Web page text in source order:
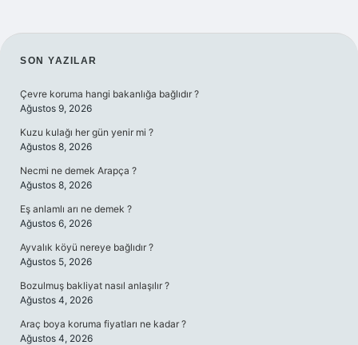
SIDEBAR
SON YAZILAR
Çevre koruma hangi bakanlığa bağlıdır ?
Ağustos 9, 2026
Kuzu kulağı her gün yenir mi ?
Ağustos 8, 2026
Necmi ne demek Arapça ?
Ağustos 8, 2026
Eş anlamlı arı ne demek ?
Ağustos 6, 2026
Ayvalık köyü nereye bağlıdır ?
Ağustos 5, 2026
Bozulmuş bakliyat nasıl anlaşılır ?
Ağustos 4, 2026
Araç boya koruma fiyatları ne kadar ?
Ağustos 4, 2026